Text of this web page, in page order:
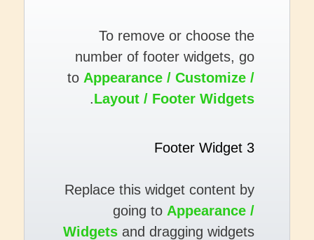
To remove or choose the
number of footer widgets, go
to Appearance / Customize /
Layout / Footer Widgets
.
Footer Widget 3
Replace this widget content by
going to Appearance /
Widgets and dragging widgets